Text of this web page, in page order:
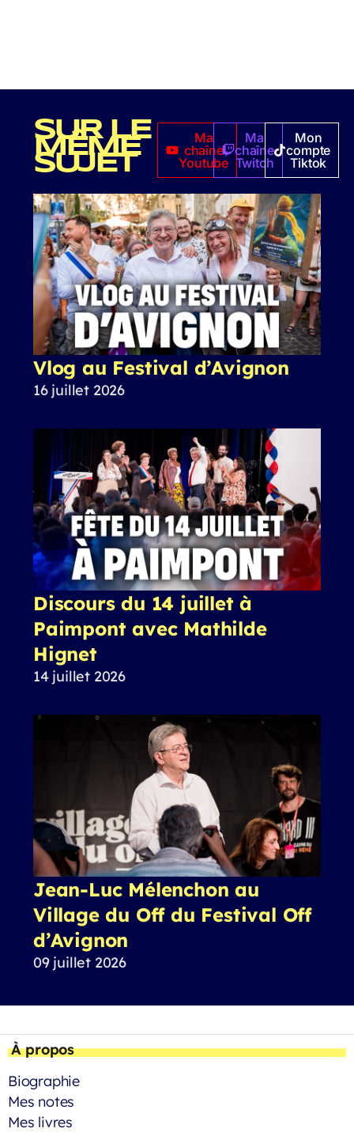
SUR LE
MÊME
SUJET
Ma
chaîne
Youtube
Ma
chaîne
Twitch
Mon
compte
Tiktok
Vlog au Festival d’Avignon
16 juillet 2026
Discours du 14 juillet à
Paimpont avec Mathilde
Hignet
14 juillet 2026
Jean-Luc Mélenchon au
Village du Off du Festival Off
d’Avignon
09 juillet 2026
À propos
Biographie
Mes notes
Mes livres